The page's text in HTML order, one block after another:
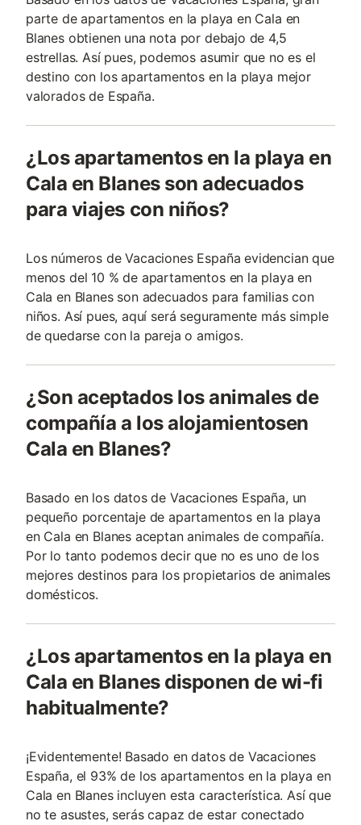
parte de apartamentos en la playa en Cala en
Blanes obtienen una nota por debajo de 4,5
estrellas. Así pues, podemos asumir que no es el
destino con los apartamentos en la playa mejor
valorados de España.
¿Los apartamentos en la playa en
Cala en Blanes son adecuados
para viajes con niños?
Los números de Vacaciones España evidencian que
menos del 10 % de apartamentos en la playa en
Cala en Blanes son adecuados para familias con
niños. Así pues, aquí será seguramente más simple
de quedarse con la pareja o amigos.
¿Son aceptados los animales de
compañía a los alojamientosen
Cala en Blanes?
Basado en los datos de Vacaciones España, un
pequeño porcentaje de apartamentos en la playa
en Cala en Blanes aceptan animales de compañía.
Por lo tanto podemos decir que no es uno de los
mejores destinos para los propietarios de animales
domésticos.
¿Los apartamentos en la playa en
Cala en Blanes disponen de wi-fi
habitualmente?
¡Evidentemente! Basado en datos de Vacaciones
España, el 93% de los apartamentos en la playa en
Cala en Blanes incluyen esta característica. Así que
no te asustes, serás capaz de estar conectado